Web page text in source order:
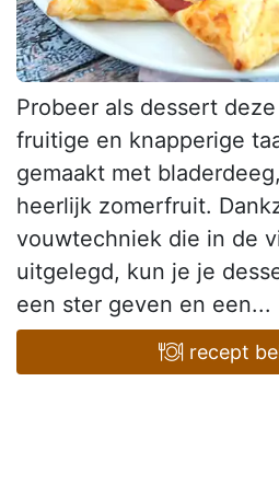
Probeer als dessert
fruitige en knapperige
gemaakt met
heerlijk zomerfruit.
vouwtechniek die in de
uitgelegd, kun je je
een ster geven en een...
recept